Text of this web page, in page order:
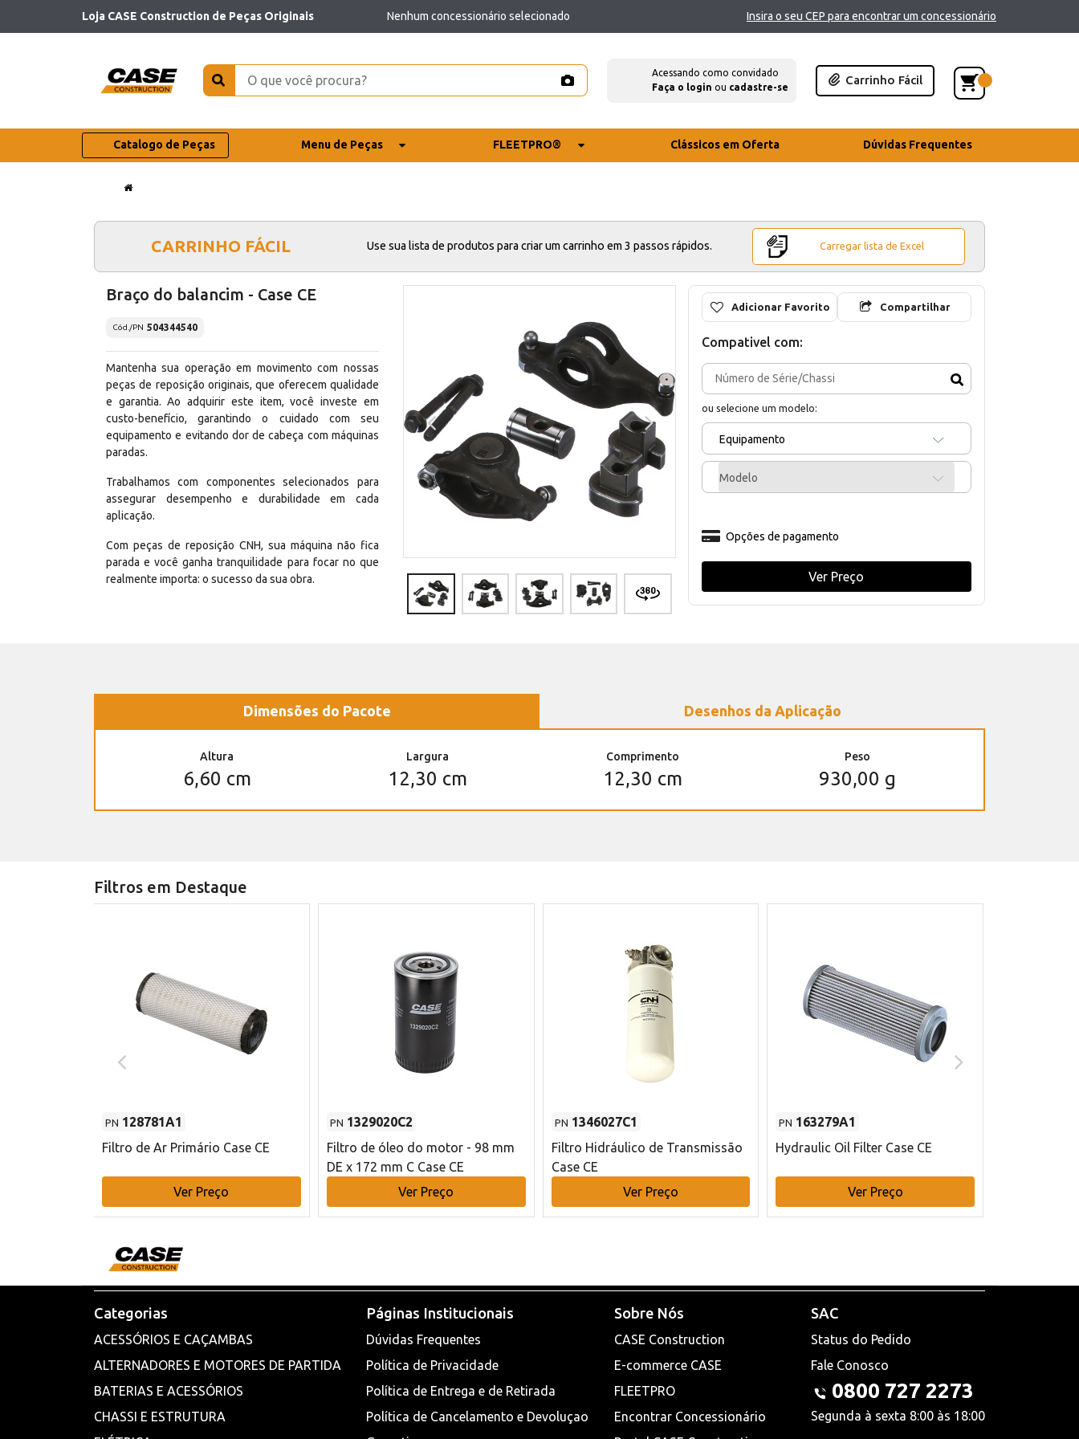
Loja CASE Construction de Peças Originais Nenhum concessionário selecionado Insira o seu CEP para encontrar um concessionário
Acessando como convidado
Faça o login ou cadastre-se
Carrinho Fácil
Catalogo de Peças Menu de Peças FLEETPRO® Clássicos em Oferta Dúvidas Frequentes
CARRINHO FÁCIL Use sua lista de produtos para criar um carrinho em 3 passos rápidos. Carregar lista de Excel
Braço do balancim - Case CE
Cód./PN 504344540
Mantenha sua operação em movimento com nossas
peças de reposição originais, que oferecem qualidade
e garantia. Ao adquirir este item, você investe em
custo-benefício, garantindo o cuidado com seu
equipamento e evitando dor de cabeça com máquinas
paradas.
Trabalhamos com componentes selecionados para
assegurar desempenho e durabilidade em cada
aplicação.
Com peças de reposição CNH, sua máquina não fica
parada e você ganha tranquilidade para focar no que
realmente importa: o sucesso da sua obra.
Adicionar Favorito Compartilhar
Compativel com:
ou selecione um modelo:
Equipamento
Modelo
Opções de pagamento
Ver Preço
Dimensões do Pacote Desenhos da Aplicação
Altura
6,60 cm
Largura
12,30 cm
Comprimento
12,30 cm
Peso
930,00 g
Filtros em Destaque
PN 128781A1
Filtro de Ar Primário Case CE
Ver Preço
PN 1329020C2
Filtro de óleo do motor - 98 mm
DE x 172 mm C Case CE
Ver Preço
PN 1346027C1
Filtro Hidráulico de Transmissão
Case CE
Ver Preço
PN 163279A1
Hydraulic Oil Filter Case CE
Ver Preço
Categorias
ACESSÓRIOS E CAÇAMBAS
ALTERNADORES E MOTORES DE PARTIDA
BATERIAS E ACESSÓRIOS
CHASSI E ESTRUTURA
Páginas Institucionais
Dúvidas Frequentes
Política de Privacidade
Política de Entrega e de Retirada
Política de Cancelamento e Devoluçao
Sobre Nós
CASE Construction
E-commerce CASE
FLEETPRO
Encontrar Concessionário
SAC
Status do Pedido
Fale Conosco
0800 727 2273
Segunda à sexta 8:00 às 18:00